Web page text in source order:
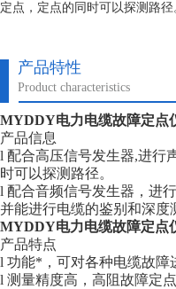
定点，定点的同时可以探测路径
产品特性
Product characteristics
MYDDY电力电缆故障定点
产品信息
l 配合高压信号发生器,进行
时可以探测路径。
l 配合音频信号发生器，进
并能进行电缆的鉴别和深度
MYDDY电力电缆故障定点
产品特点
l 功能*，可对各种电缆故障
l 测量精度高，高阻故障定